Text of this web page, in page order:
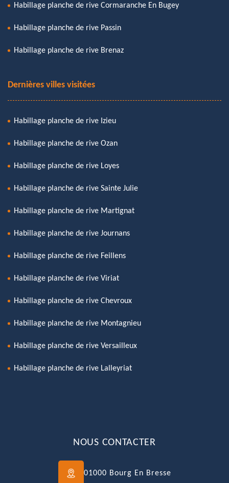
Habillage planche de rive Cormaranche En Bugey
Habillage planche de rive Passin
Habillage planche de rive Brenaz
Dernières villes visitées
Habillage planche de rive Izieu
Habillage planche de rive Ozan
Habillage planche de rive Loyes
Habillage planche de rive Sainte Julie
Habillage planche de rive Martignat
Habillage planche de rive Journans
Habillage planche de rive Feillens
Habillage planche de rive Viriat
Habillage planche de rive Chevroux
Habillage planche de rive Montagnieu
Habillage planche de rive Versailleux
Habillage planche de rive Lalleyriat
NOUS CONTACTER
01000 Bourg En Bresse